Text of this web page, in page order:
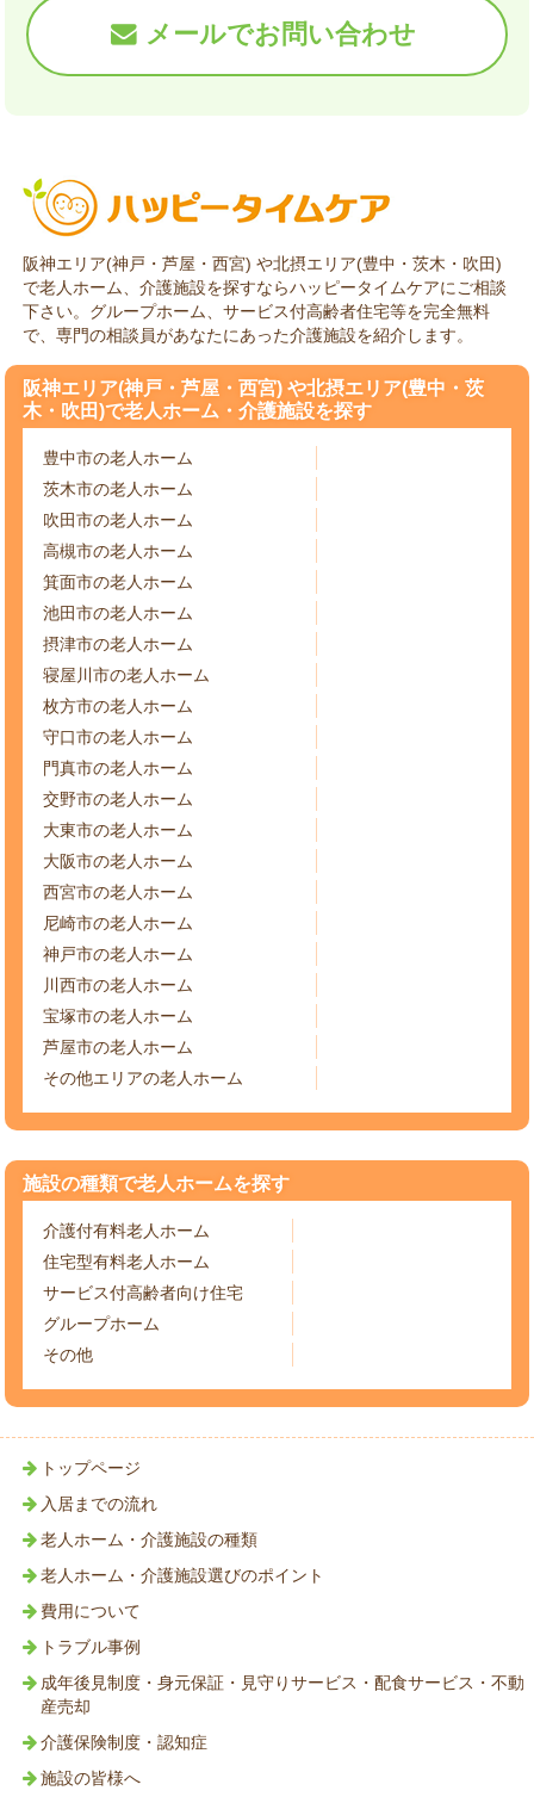
メールでお問い合わせ
阪神エリア(神戸・芦屋・西宮) や北摂エリア(豊中・茨木・吹田)
で老人ホーム、介護施設を探すならハッピータイムケアにご相談
下さい。グループホーム、サービス付高齢者住宅等を完全無料
で、専門の相談員があなたにあった介護施設を紹介します。
阪神エリア(神戸・芦屋・西宮) や北摂エリア(豊中・茨
木・吹田)で老人ホーム・介護施設を探す
豊中市の老人ホーム
茨木市の老人ホーム
吹田市の老人ホーム
高槻市の老人ホーム
箕面市の老人ホーム
池田市の老人ホーム
摂津市の老人ホーム
寝屋川市の老人ホーム
枚方市の老人ホーム
守口市の老人ホーム
門真市の老人ホーム
交野市の老人ホーム
大東市の老人ホーム
大阪市の老人ホーム
西宮市の老人ホーム
尼崎市の老人ホーム
神戸市の老人ホーム
川西市の老人ホーム
宝塚市の老人ホーム
芦屋市の老人ホーム
その他エリアの老人ホーム
施設の種類で老人ホームを探す
介護付有料老人ホーム
住宅型有料老人ホーム
サービス付高齢者向け住宅
グループホーム
その他
トップページ
入居までの流れ
老人ホーム・介護施設の種類
老人ホーム・介護施設選びのポイント
費用について
トラブル事例
成年後見制度・身元保証・見守りサービス・配食サービス・不動
産売却
介護保険制度・認知症
施設の皆様へ